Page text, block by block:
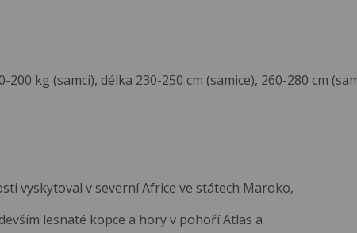
kg (samci), délka 230-250 cm (samice), 260-280 cm
vyskytoval v severní Africe ve státech Maroko,
lesnaté kopce a hory v pohoří Atlas a